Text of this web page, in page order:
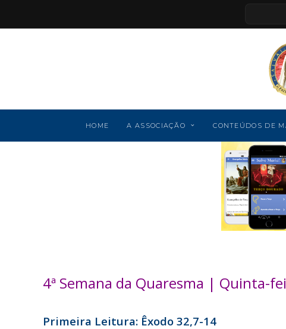
HOME A ASSOCIAÇÃO CONTEÚDOS DE
4ª Semana da Quaresma | Quinta-
Primeira Leitura: Êxodo 32,7-14